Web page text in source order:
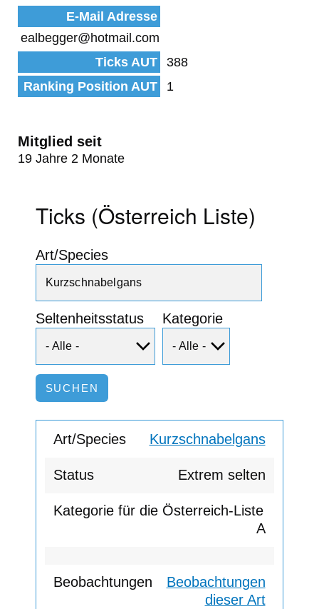
E-Mail Adresse
ealbegger@hotmail.com
Ticks AUT
388
Ranking Position AUT
1
Mitglied seit
19 Jahre 2 Monate
Ticks (Österreich Liste)
Art/Species
Seltenheitsstatus Kategorie
Kurzschnabelgans
Extrem selten
A
Beobachtungen
dieser Art